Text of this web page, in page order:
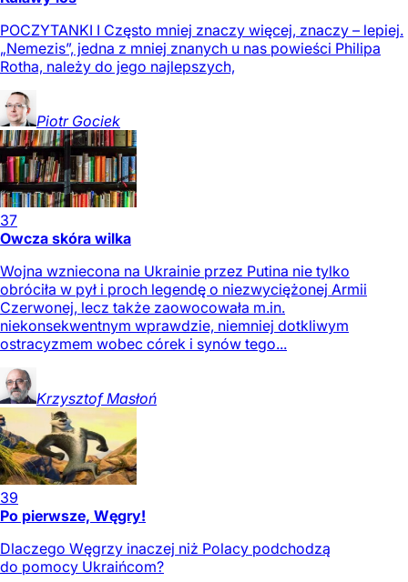
POCZYTANKI I Często mniej znaczy więcej, znaczy – lepiej.
„Nemezis”, jedna z mniej znanych u nas powieści Philipa
Rotha, należy do jego najlepszych,
Piotr Gociek
37
Owcza skóra wilka
Wojna wzniecona na Ukrainie przez Putina nie tylko
obróciła w pył i proch legendę o niezwyciężonej Armii
Czerwonej, lecz także zaowocowała m.in.
niekonsekwentnym wprawdzie, niemniej dotkliwym
ostracyzmem wobec córek i synów tego...
Krzysztof Masłoń
39
Po pierwsze, Węgry!
Dlaczego Węgrzy inaczej niż Polacy podchodzą
do pomocy Ukraińcom?